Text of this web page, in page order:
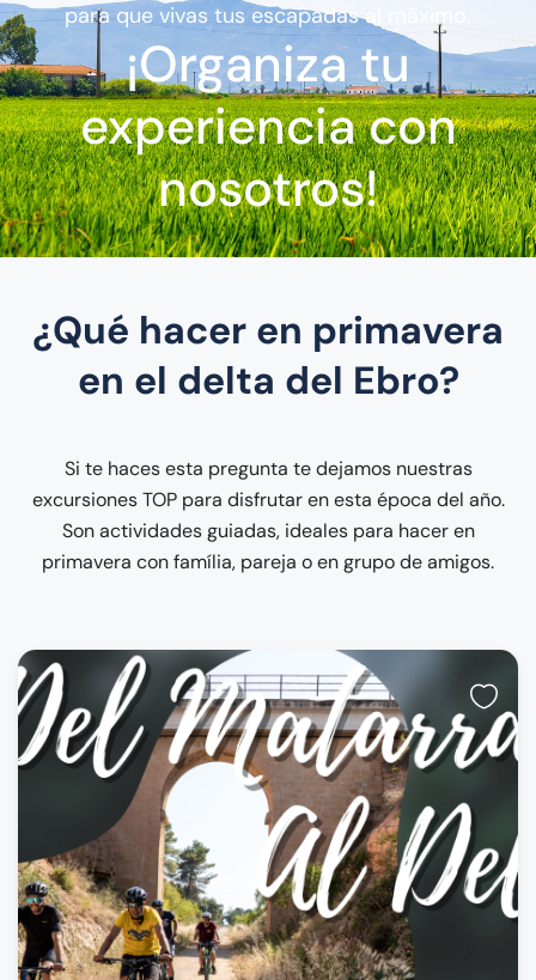
para que vivas tus escapadas al máximo.
¡Organiza tu
experiencia con
nosotros!
¿Qué hacer en primavera
en el delta del Ebro?
Si te haces esta pregunta te dejamos nuestras
excursiones TOP para disfrutar en esta época del año.
Son actividades guiadas, ideales para hacer en
primavera con família, pareja o en grupo de amigos.